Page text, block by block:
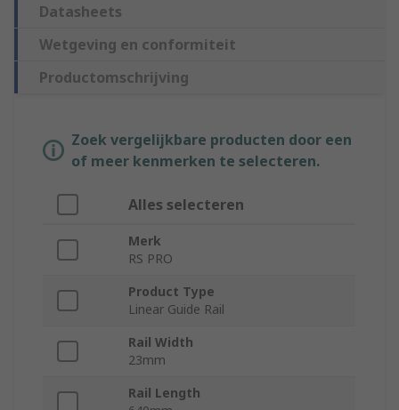
Datasheets
Wetgeving en conformiteit
Productomschrijving
Zoek vergelijkbare producten door een
of meer kenmerken te selecteren.
Alles selecteren
Merk
RS PRO
Product Type
Linear Guide Rail
Rail Width
23mm
Rail Length